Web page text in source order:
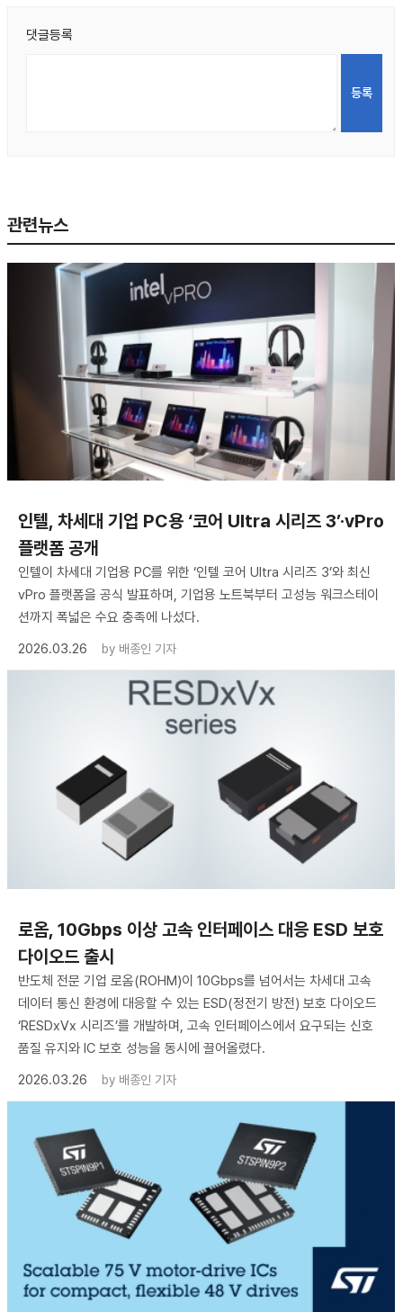
댓글등록
관련뉴스
인텔, 차세대 기업 PC용 ‘코어 Ultra 시리즈 3’·vPro
플랫폼 공개
인텔이 차세대 기업용 PC를 위한 ‘인텔 코어 Ultra 시리즈 3’와 최신
vPro 플랫폼을 공식 발표하며, 기업용 노트북부터 고성능 워크스테이
션까지 폭넓은 수요 충족에 나섰다.
2026.03.26
by 배종인 기자
로옴, 10Gbps 이상 고속 인터페이스 대응 ESD 보호
다이오드 출시
반도체 전문 기업 로옴(ROHM)이 10Gbps를 넘어서는 차세대 고속
데이터 통신 환경에 대응할 수 있는 ESD(정전기 방전) 보호 다이오드
‘RESDxVx 시리즈’를 개발하며, 고속 인터페이스에서 요구되는 신호
품질 유지와 IC 보호 성능을 동시에 끌어올렸다.
2026.03.26
by 배종인 기자